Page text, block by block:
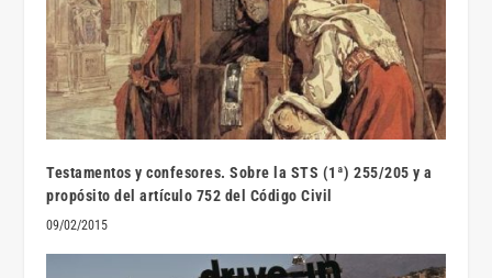
Testamentos y confesores. Sobre la STS (1ª) 255/205 y a
propósito del artículo 752 del Código Civil
09/02/2015